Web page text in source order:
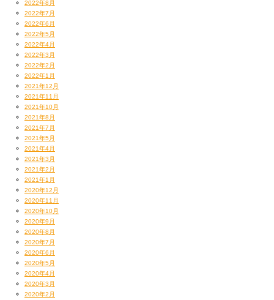
2022年8月
2022年7月
2022年6月
2022年5月
2022年4月
2022年3月
2022年2月
2022年1月
2021年12月
2021年11月
2021年10月
2021年8月
2021年7月
2021年5月
2021年4月
2021年3月
2021年2月
2021年1月
2020年12月
2020年11月
2020年10月
2020年9月
2020年8月
2020年7月
2020年6月
2020年5月
2020年4月
2020年3月
2020年2月